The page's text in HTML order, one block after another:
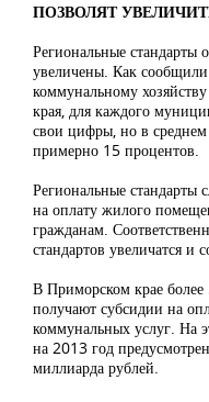
ПОЗВОЛЯТ
Региональные
увеличены. Как
коммунальному
края, для каждого
свои цифры, но в среднем
примерно 15 процентов.
Региональные стандарты
на оплату жилого
гражданам.
стандартов увеличатся и
В Приморском крае
получают субсидии на
коммунальных услуг. На
на 2013 год
миллиарда рублей.